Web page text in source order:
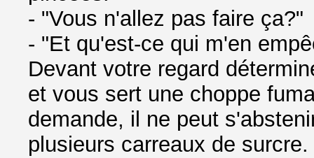
- "Vous n'allez pas faire ça?"
- "Et qu'est-ce qui m'en
Devant votre regard
et vous sert une choppe
demande, il ne peut
plusieurs carreaux de surcre.